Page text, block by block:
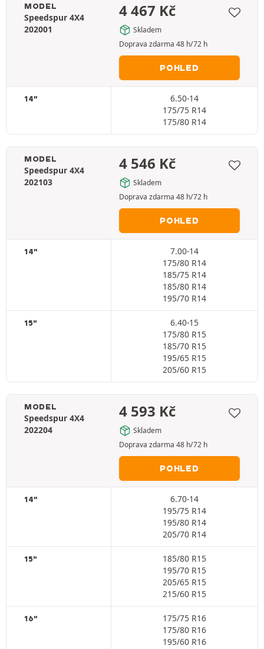
MODEL
Speedspur 4X4
202001
4 467 Kč
Skladem
Doprava zdarma 48 h/72 h
POHLED
14"
6.50-14
175/75 R14
175/80 R14
MODEL
Speedspur 4X4
202103
4 546 Kč
Skladem
Doprava zdarma 48 h/72 h
POHLED
14"
7.00-14
175/80 R14
185/75 R14
185/80 R14
195/70 R14
15"
6.40-15
175/80 R15
185/70 R15
195/65 R15
205/60 R15
MODEL
Speedspur 4X4
202204
4 593 Kč
Skladem
Doprava zdarma 48 h/72 h
POHLED
14"
6.70-14
195/75 R14
195/80 R14
205/70 R14
15"
185/80 R15
195/70 R15
205/65 R15
215/60 R15
16"
175/75 R16
175/80 R16
195/60 R16